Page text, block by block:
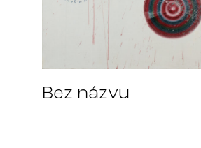
Bez názvu